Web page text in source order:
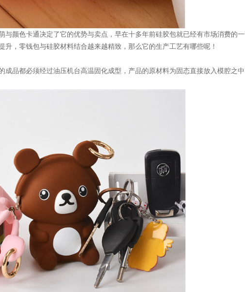
与颜色卡通决定了它的优势与卖点，早在十多年前硅胶包就已经有市场消费的
升，零钱包与硅胶材料结合越来越精致，那么它的生产工艺有哪些呢！
成品都必须经过油压机台高温固化成型，产品的原材料为固态直接放入模腔之